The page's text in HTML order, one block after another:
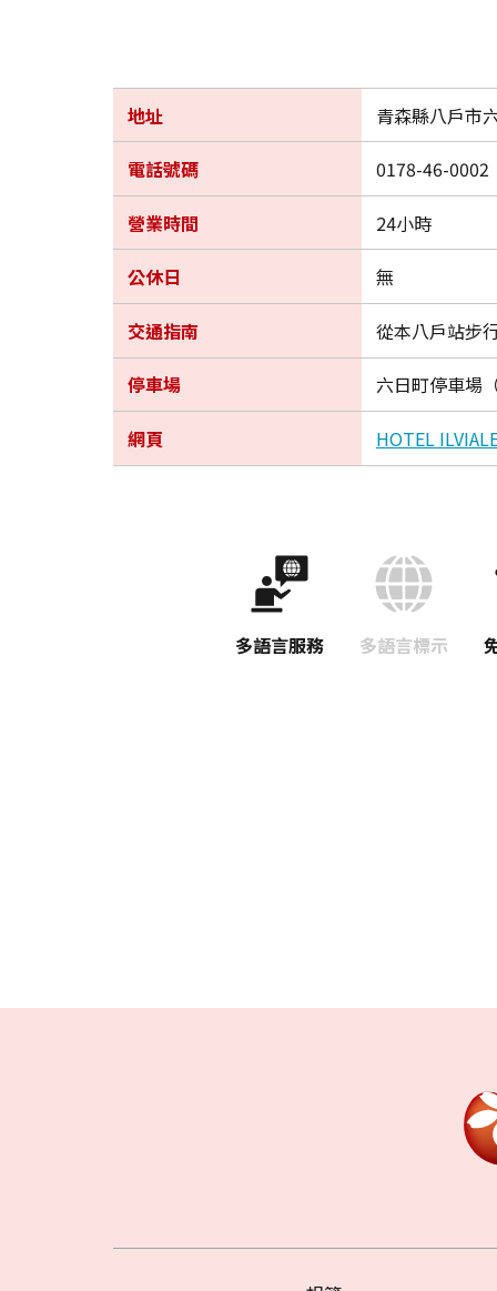
地址 青森縣八戶市
電話號碼 0178-46-0002
營業時間 24小時
公休日 無
交通指南 從本八戶站步
停車場 六日町停車場
網頁 HOTEL
多語言服務 多語言標示